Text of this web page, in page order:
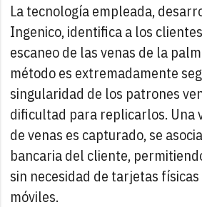
La tecnología empleada,
Ingenico, identifica a los
escaneo de las venas de la
método es extremadamente
singularidad de los patrones
dificultad para replicarlos. Una
de venas es capturado, se
bancaria del cliente,
sin necesidad de tarjetas
móviles.